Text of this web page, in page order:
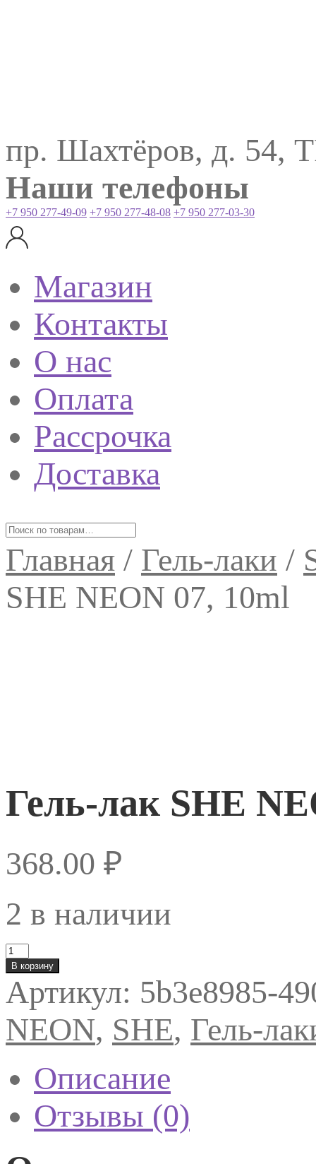
пр. Шахтёров, д. 54,
Наши телефоны
+7 950 277-49-09 +7 950 277-48-08 +7 950 277-03-30
Магазин
Контакты
О нас
Оплата
Рассрочка
Доставка
Главная / Гель-лаки /
SHE NEON 07, 10ml
Гель-лак SHE
368.00 ₽
2 в наличии
Количество
товара
Гель-
лак
SHE
NEON
07,
10ml
В корзину
Артикул: 5b3e8985-
NEON, SHE, Гель-
Описание
Отзывы (0)